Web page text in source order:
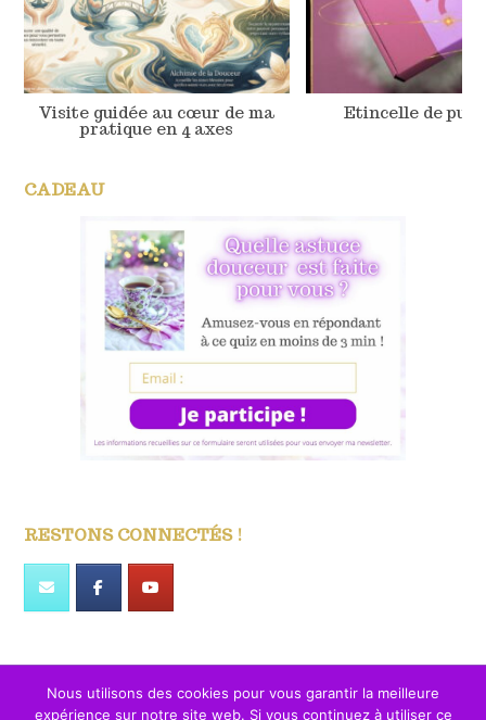
Visite guidée au cœur de ma
pratique en 4 axes
Etincelle de pur
CADEAU
RESTONS CONNECTÉS !
Nous utilisons des cookies pour vous garantir la meilleure
expérience sur notre site web. Si vous continuez à utiliser ce